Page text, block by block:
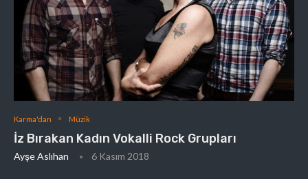
Karma'dan Müzik
İz Bırakan Kadın Vokalli Rock Grupları
Ayşe Aslıhan 6 Kasım 2018